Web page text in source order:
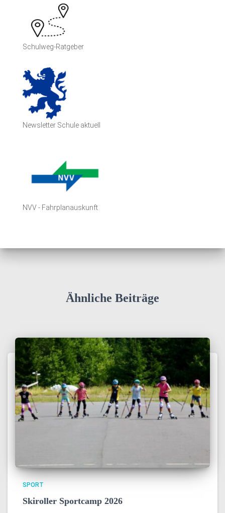
Schulweg-Ratgeber
Newsletter Schule aktuell
NVV - Fahrplanauskunft
Ähnliche Beiträge
SPORT
Skiroller Sportcamp 2026